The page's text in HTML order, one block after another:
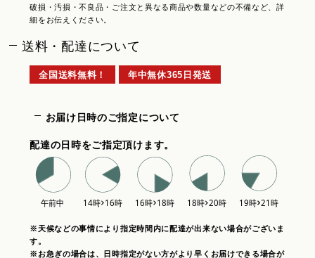
破損・汚損・不良品・ご注文と異なる商品や数量などの不備など、詳
細をお伝えください。
送料・配達について
全国送料無料！ 年中無休365日発送
お届け日時のご指定について
配達の日時をご指定頂けます。
※天候などの事情により指定時間内に配達が出来ない場合がございま
す。
※お急ぎの場合は、日時指定がない方がより早くお届けできる場合が